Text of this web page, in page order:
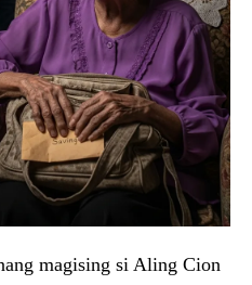
magising si Aling Cion